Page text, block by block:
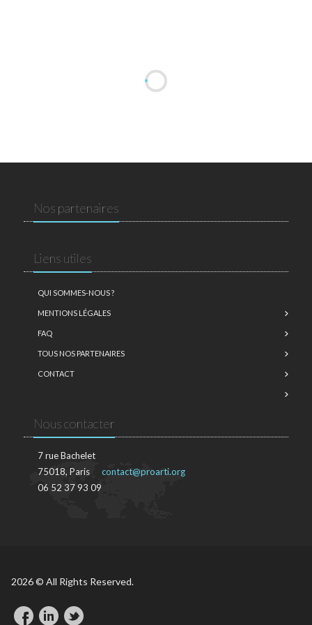
Nos partenaires
Liens utiles
QUI SOMMES-NOUS ?
MENTIONS LÉGALES
FAQ
TOUS NOS PARTENAIRES
CONTACT
Nous contacter
7 rue Bachelet
75018, Paris
06 52 37 93 09
contact@proarti.org
2026 © All Rights Reserved.